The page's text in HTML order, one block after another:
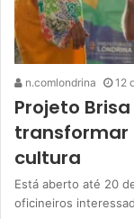
n.comlondrina 12
Projeto
transformar
cultura
Está aberto até 20
oficineiros